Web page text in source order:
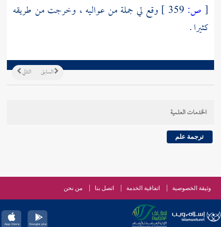
[ ص:
وقع لي جملة من عواليه ، وخرجت من طريقه
كثيرا .
التالي السابق
الخدمات العلمية
ترجمة علم
وثيقة الخصوصية اتفاقية الخدمة اتصل بنا من نحن